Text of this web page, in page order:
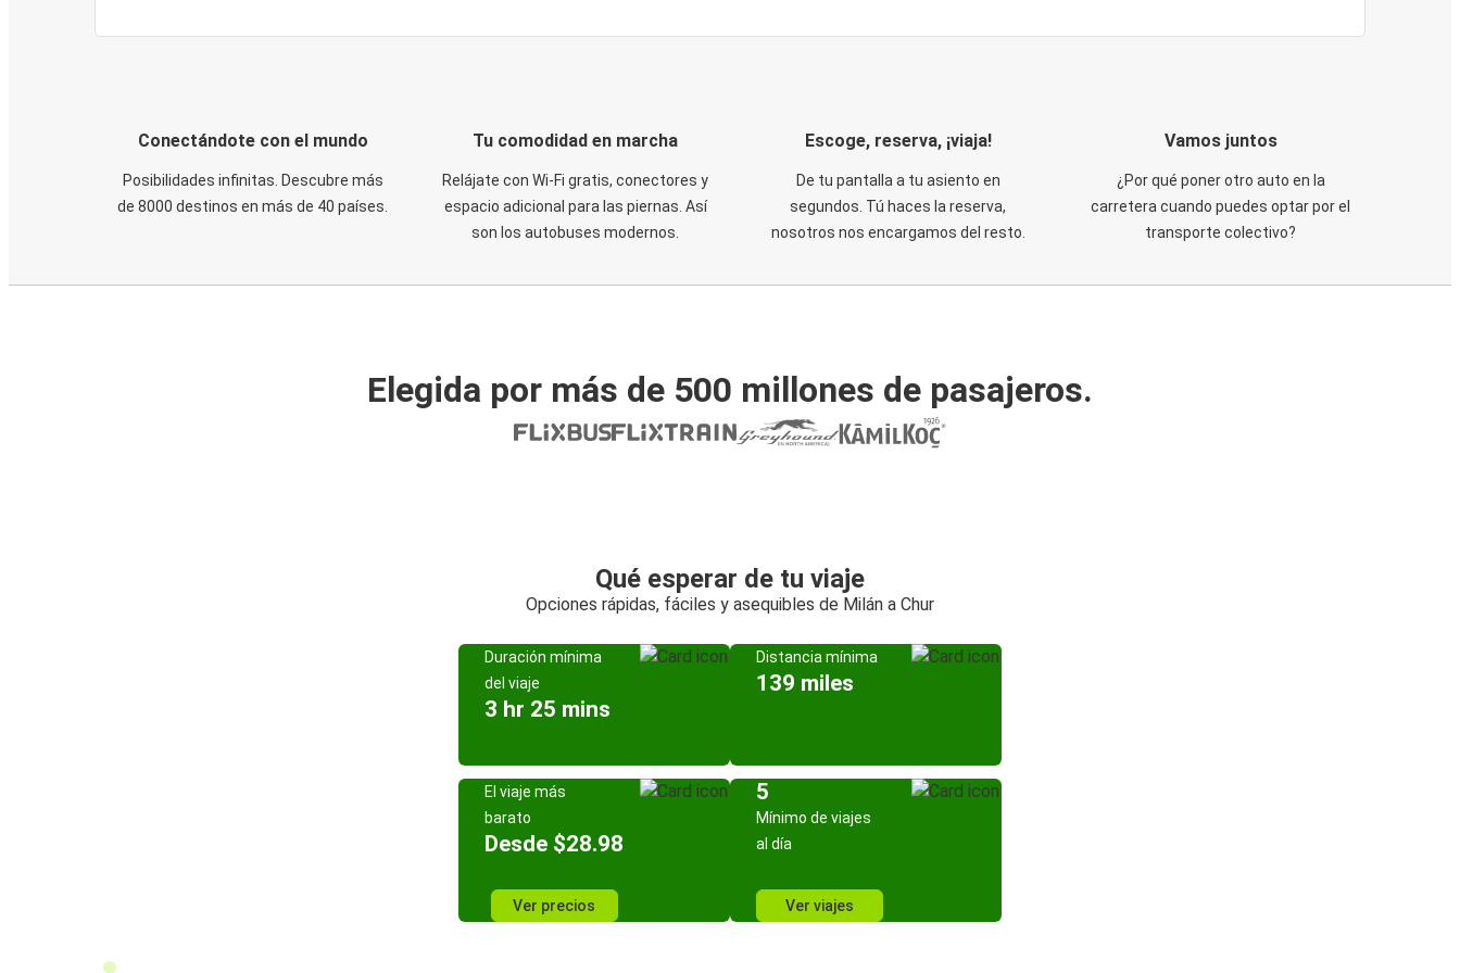
Conectándote con el mundo
Posibilidades infinitas. Descubre más
de 8000 destinos en más de 40 países.
Tu comodidad en marcha
Relájate con Wi-Fi gratis, conectores y
espacio adicional para las piernas. Así
son los autobuses modernos.
Escoge, reserva, ¡viaja!
De tu pantalla a tu asiento en
segundos. Tú haces la reserva,
nosotros nos encargamos del resto.
Vamos juntos
¿Por qué poner otro auto en la
carretera cuando puedes optar por el
transporte colectivo?
Elegida por más de 500 millones de pasajeros.
Qué esperar de tu viaje
Opciones rápidas, fáciles y asequibles de Milán a Chur
Duración mínima
del viaje
3 hr 25 mins
Distancia mínima
139 miles
El viaje más
barato
Desde $28.98
Ver precios
5
Mínimo de viajes
al día
Ver viajes